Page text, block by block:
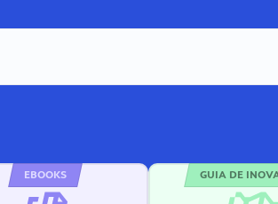
EBOOKS GUIA DE